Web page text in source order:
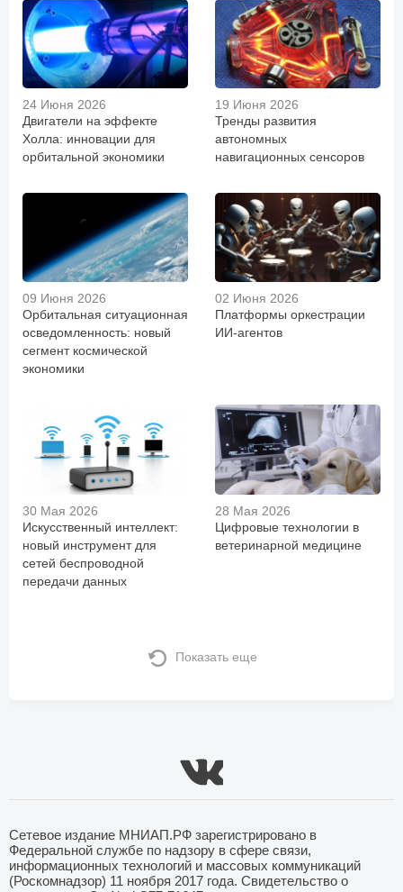
24 Июня 2026
Двигатели на эффекте
Холла: инновации для
орбитальной экономики
19 Июня 2026
Тренды развития
автономных
навигационных сенсоров
09 Июня 2026
Орбитальная ситуационная
осведомленность: новый
сегмент космической
экономики
02 Июня 2026
Платформы оркестрации
ИИ-агентов
30 Мая 2026
Искусственный интеллект:
новый инструмент для
сетей беспроводной
передачи данных
28 Мая 2026
Цифровые технологии в
ветеринарной медицине
Показать еще
Сетевое издание МНИАП.РФ зарегистрировано в
Федеральной службе по надзору в сфере связи,
информационных технологий и массовых коммуникаций
(Роскомнадзор) 11 ноября 2017 года. Свидетельство о